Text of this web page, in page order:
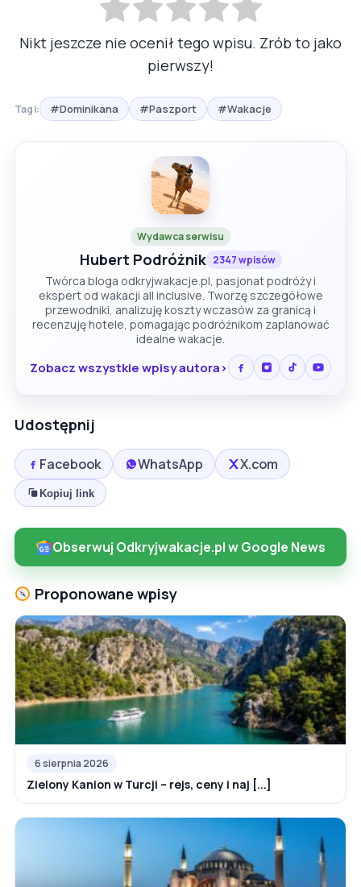
Nikt jeszcze nie ocenił tego wpisu. Zrób to jako
pierwszy!
Tagi: #Dominikana #Paszport #Wakacje
Wydawca serwisu
Hubert Podróżnik 2347 wpisów
Twórca bloga odkryjwakacje.pl, pasjonat podróży i
ekspert od wakacji all inclusive. Tworzę szczegółowe
przewodniki, analizuję koszty wczasów za granicą i
recenzuję hotele, pomagając podróżnikom zaplanować
idealne wakacje.
Zobacz wszystkie wpisy autora
Udostępnij
Facebook WhatsApp X.com
Kopiuj link
Obserwuj Odkryjwakacje.pl w Google News
Proponowane wpisy
6 sierpnia 2026
Zielony Kanion w Turcji – rejs, ceny i naj [...]